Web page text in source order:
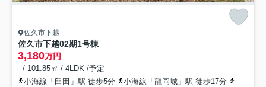
佐久市下越
佐久市下越02期1号棟
3,180万円
- / 101.85㎡ / 4LDK /予定
小海線「臼田」駅 徒歩5分
小海線「龍岡城」駅 徒歩17分